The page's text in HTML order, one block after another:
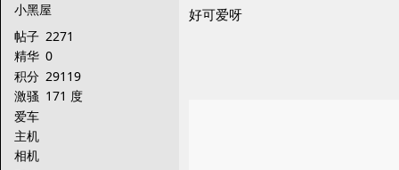
小黑屋
帖子 2271
精华 0
积分 29119
激骚 171 度
爱车
主机
相机
好可爱呀